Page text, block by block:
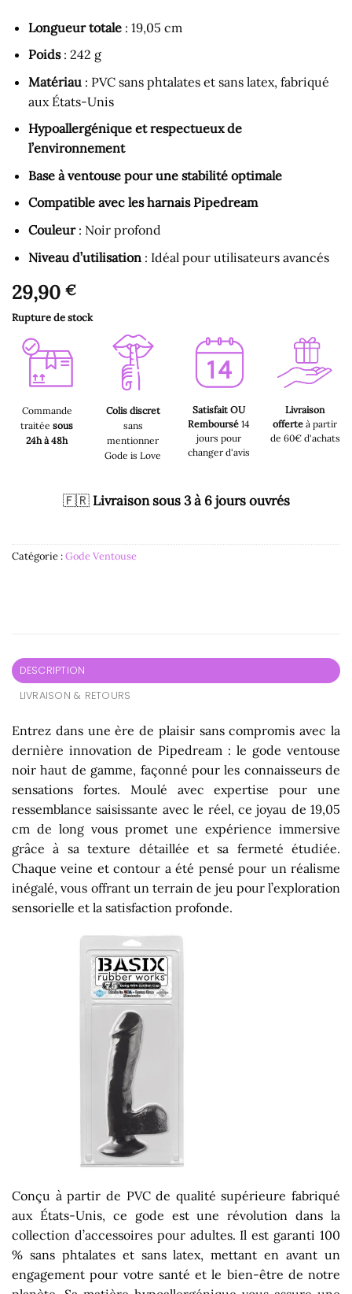
Longueur totale: 19,05 cm
Poids: 242 g
Matériau: PVC sans phtalates et sans latex, fabriqué
aux États-Unis
Hypoallergénique et respectueux de
l’environnement
Base à ventouse pour une stabilité optimale
Compatible avec les harnais Pipedream
Couleur: Noir profond
Niveau d’utilisation: Idéal pour utilisateurs avancés
29,90 €
Rupture de stock
Commande
traitée sous
24h à 48h
Colis discret
sans
mentionner
Gode is Love
Satisfait OU
Remboursé14
jours pour
changer d'avis
Livraison
offerte à partir
de 60€ d'achats
🇫🇷 Livraison sous 3 à 6 jours ouvrés
Catégorie :Gode Ventouse
DESCRIPTION
LIVRAISON & RETOURS
Entrez dans une ère de plaisir sans compromis avec la
dernière innovation de Pipedream : le gode ventouse
noir haut de gamme, façonné pour les connaisseurs de
sensations fortes. Moulé avec expertise pour une
ressemblance saisissante avec le réel, ce joyau de 19,05
cm de long vous promet une expérience immersive
grâce à sa texture détaillée et sa fermeté étudiée.
Chaque veine et contour a été pensé pour un réalisme
inégalé, vous offrant un terrain de jeu pour l’exploration
sensorielle et la satisfaction profonde.
Conçu à partir de PVC de qualité supérieure fabriqué
aux États-Unis, ce gode est une révolution dans la
collection d’accessoires pour adultes. Il est garanti 100
% sans phtalates et sans latex, mettant en avant un
engagement pour votre santé et le bien-être de notre